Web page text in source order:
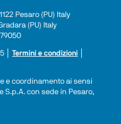
Pesaro (PU) Italy
(PU) Italy
│ Termini e condizioni
e coordinamento ai sensi
S.p.A. con sede in Pesaro,